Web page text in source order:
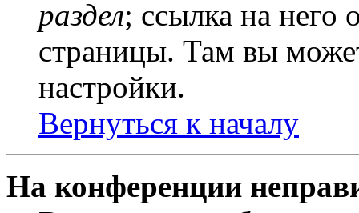
раздел; ссылка на него
страницы. Там вы
настройки.
Вернуться к началу
На конференции